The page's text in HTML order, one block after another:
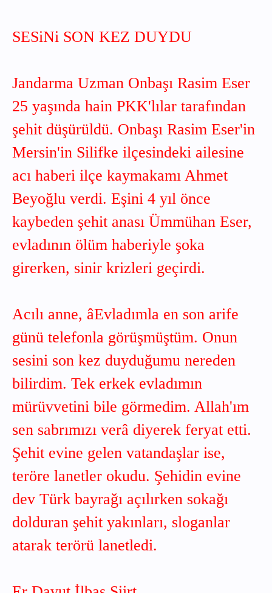
SESiNi SON KEZ DUYDU
Jandarma Uzman Onbaşı Rasim Eser
25 yaşında hain PKK'lılar tarafından
şehit düşürüldü. Onbaşı Rasim Eser'in
Mersin'in Silifke ilçesindeki ailesine
acı haberi ilçe kaymakamı Ahmet
Beyoğlu verdi. Eşini 4 yıl önce
kaybeden şehit anası Ümmühan Eser,
evladının ölüm haberiyle şoka
girerken, sinir krizleri geçirdi.
Acılı anne, âEvladımla en son arife
günü telefonla görüşmüştüm. Onun
sesini son kez duyduğumu nereden
bilirdim. Tek erkek evladımın
mürüvvetini bile görmedim. Allah'ım
sen sabrımızı verâ diyerek feryat etti.
Şehit evine gelen vatandaşlar ise,
teröre lanetler okudu. Şehidin evine
dev Türk bayrağı açılırken sokağı
dolduran şehit yakınları, sloganlar
atarak terörü lanetledi.